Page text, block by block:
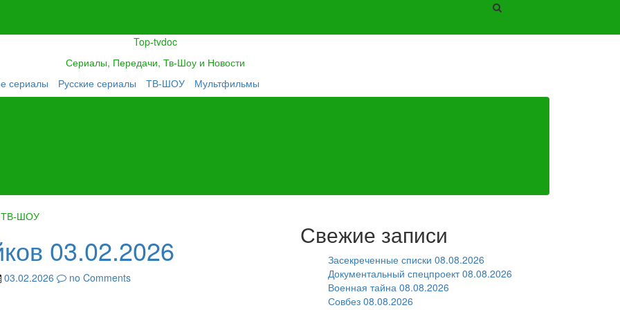
Top-tvdoc
Сериалы, Передачи, Тв-Шоу и Новости
сериалы Русские сериалы ТВ-ШОУ Мультфильмы
ТВ-ШОУ
03.02.2026
03.02.2026 no Comments
Свежие записи
Засекреченные списки 08.08.2026
Документальный спецпроект 08.08.2026
Военная тайна 08.08.2026
Совбез 08.08.2026